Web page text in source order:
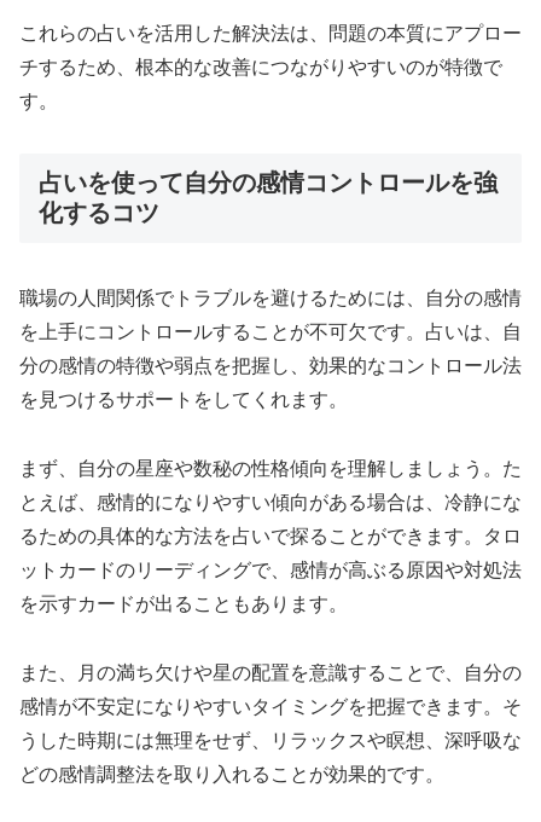
これらの占いを活用した解決法は、問題の本質にアプロー
チするため、根本的な改善につながりやすいのが特徴で
す。
占いを使って自分の感情コントロールを強
化するコツ
職場の人間関係でトラブルを避けるためには、自分の感情
を上手にコントロールすることが不可欠です。占いは、自
分の感情の特徴や弱点を把握し、効果的なコントロール法
を見つけるサポートをしてくれます。
まず、自分の星座や数秘の性格傾向を理解しましょう。た
とえば、感情的になりやすい傾向がある場合は、冷静にな
るための具体的な方法を占いで探ることができます。タロ
ットカードのリーディングで、感情が高ぶる原因や対処法
を示すカードが出ることもあります。
また、月の満ち欠けや星の配置を意識することで、自分の
感情が不安定になりやすいタイミングを把握できます。そ
うした時期には無理をせず、リラックスや瞑想、深呼吸な
どの感情調整法を取り入れることが効果的です。